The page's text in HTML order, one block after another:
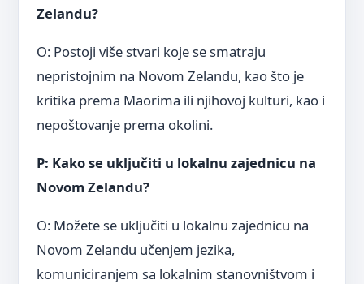
Zelandu?
O: Postoji više stvari koje se smatraju
nepristojnim na Novom Zelandu, kao što je
kritika prema Maorima ili njihovoj kulturi, kao i
nepoštovanje prema okolini.
P: Kako se uključiti u lokalnu zajednicu na
Novom Zelandu?
O: Možete se uključiti u lokalnu zajednicu na
Novom Zelandu učenjem jezika,
komuniciranjem sa lokalnim stanovništvom i